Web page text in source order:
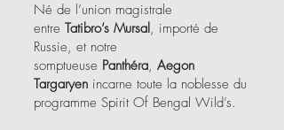
Né de l’union magistrale
entre Tatibro’s Mursal, importé de
Russie, et notre
somptueuse Panthéra, Aegon
Targaryen incarne toute la noblesse du
programme Spirit Of Bengal Wild’s.